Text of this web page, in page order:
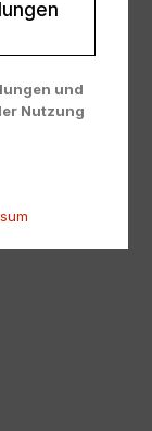
und
Nutzung
Website